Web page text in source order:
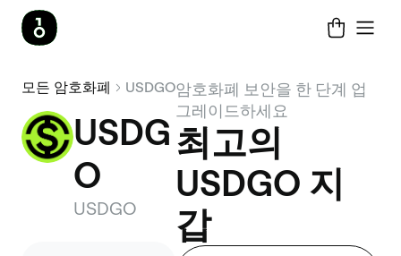
모든 암호화폐 USDGO
USDG
O
USDGO
암호화폐 보안을 한 단계 업
그레이드하세요
최고의
USDGO 지
갑